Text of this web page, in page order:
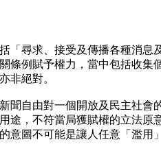
尋求、接受及傳播各種消
例賦予權力，當中包括收
非絕對。
自由對一個開放及民主社
，不符當局獲賦權的立法
圖不可能是讓人任意「濫用